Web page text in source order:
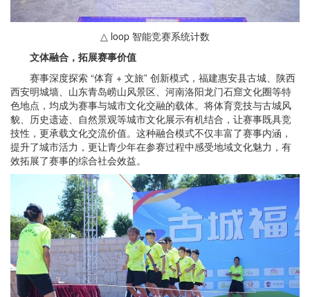
△ loop 智能竞赛系统计数
文体融合，拓展赛事价值
赛事深度探索 “体育 + 文旅” 创新模式，福建惠安县古城、陕西
西安明城墙、山东青岛崂山风景区、河南洛阳龙门石窟文化圈等特
色地点，均成为赛事与城市文化交融的载体。将体育竞技与古城风
貌、历史遗迹、自然景观等城市文化展示有机结合，让赛事既具竞
技性，更承载文化交流价值。这种融合模式不仅丰富了赛事内涵，
提升了城市活力，更让青少年在参赛过程中感受地域文化魅力，有
效拓展了赛事的综合社会效益。